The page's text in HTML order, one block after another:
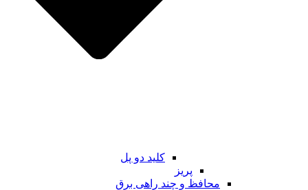
کلید دو پل
پریز
محافظ و چند راهی برق